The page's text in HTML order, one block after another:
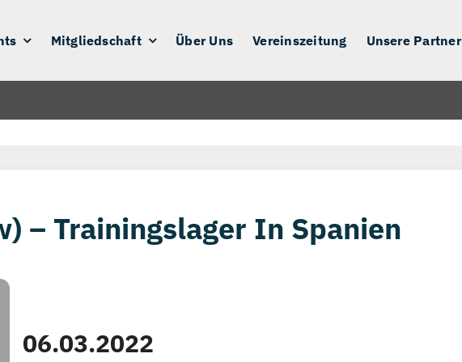
Mitgliedschaft Über Uns Vereinszeitung Unsere Partner
– Trainingslager In Spanien
06.03.2022